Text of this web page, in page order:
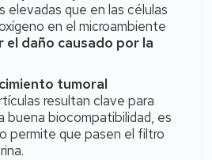
que en las células
en el microambiente
daño causado por la
tumoral
resultan clave para
buena biocompatibilidad, es
permite que pasen el filtro